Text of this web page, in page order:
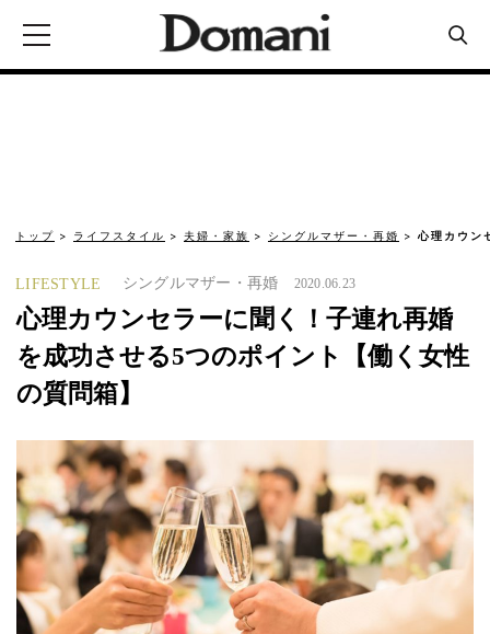
トップ ライフスタイル 夫婦・家族 シングルマザー・再婚 心理カウン
LIFESTYLE シングルマザー・再婚 2020.06.23
心理カウンセラーに聞く！子連れ再婚
を成功させる5つのポイント【働く女性
の質問箱】